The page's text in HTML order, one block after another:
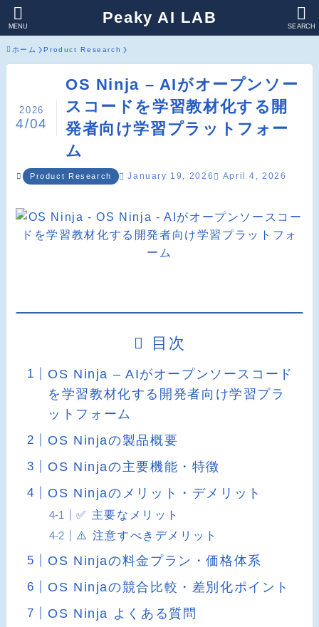
Peaky AI LAB SEARCH
MENU
ホーム Product Research
OS Ninja – AIがオープンソー
スコードを学習教材化する開
発者向け学習プラットフォー
ム
2026
4/04
Product Research January 19, 2026 April 4, 2026
目次
OS Ninja – AIがオープンソースコード
を学習教材化する開発者向け学習プラ
ットフォーム
OS Ninjaの製品概要
OS Ninjaの主要機能・特徴
OS Ninjaのメリット・デメリット
✅ 主要なメリット
⚠️ 注意すべきデメリット
OS Ninjaの料金プラン・価格体系
OS Ninjaの競合比較・差別化ポイント
OS Ninja よくある質問